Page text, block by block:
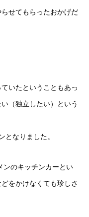
せてもらったおかげだ
いたということもあっ
（独立したい）という
となりました。
ンのキッチンカーとい
をかけなくても珍しさ